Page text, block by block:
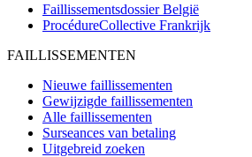
Faillissementsdossier België
ProcédureCollective Frankrijk
FAILLISSEMENTEN
Nieuwe faillissementen
Gewijzigde faillissementen
Alle faillissementen
Surseances van betaling
Uitgebreid zoeken